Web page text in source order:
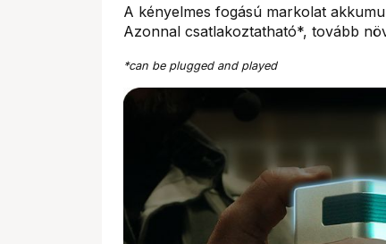
A kényelmes fogású markolat
Azonnal csatlakoztatható*, tovább
*can be plugged and played